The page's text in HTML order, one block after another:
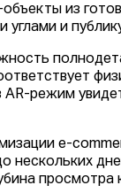
из
и
режим
e-
нескольких
просмотра